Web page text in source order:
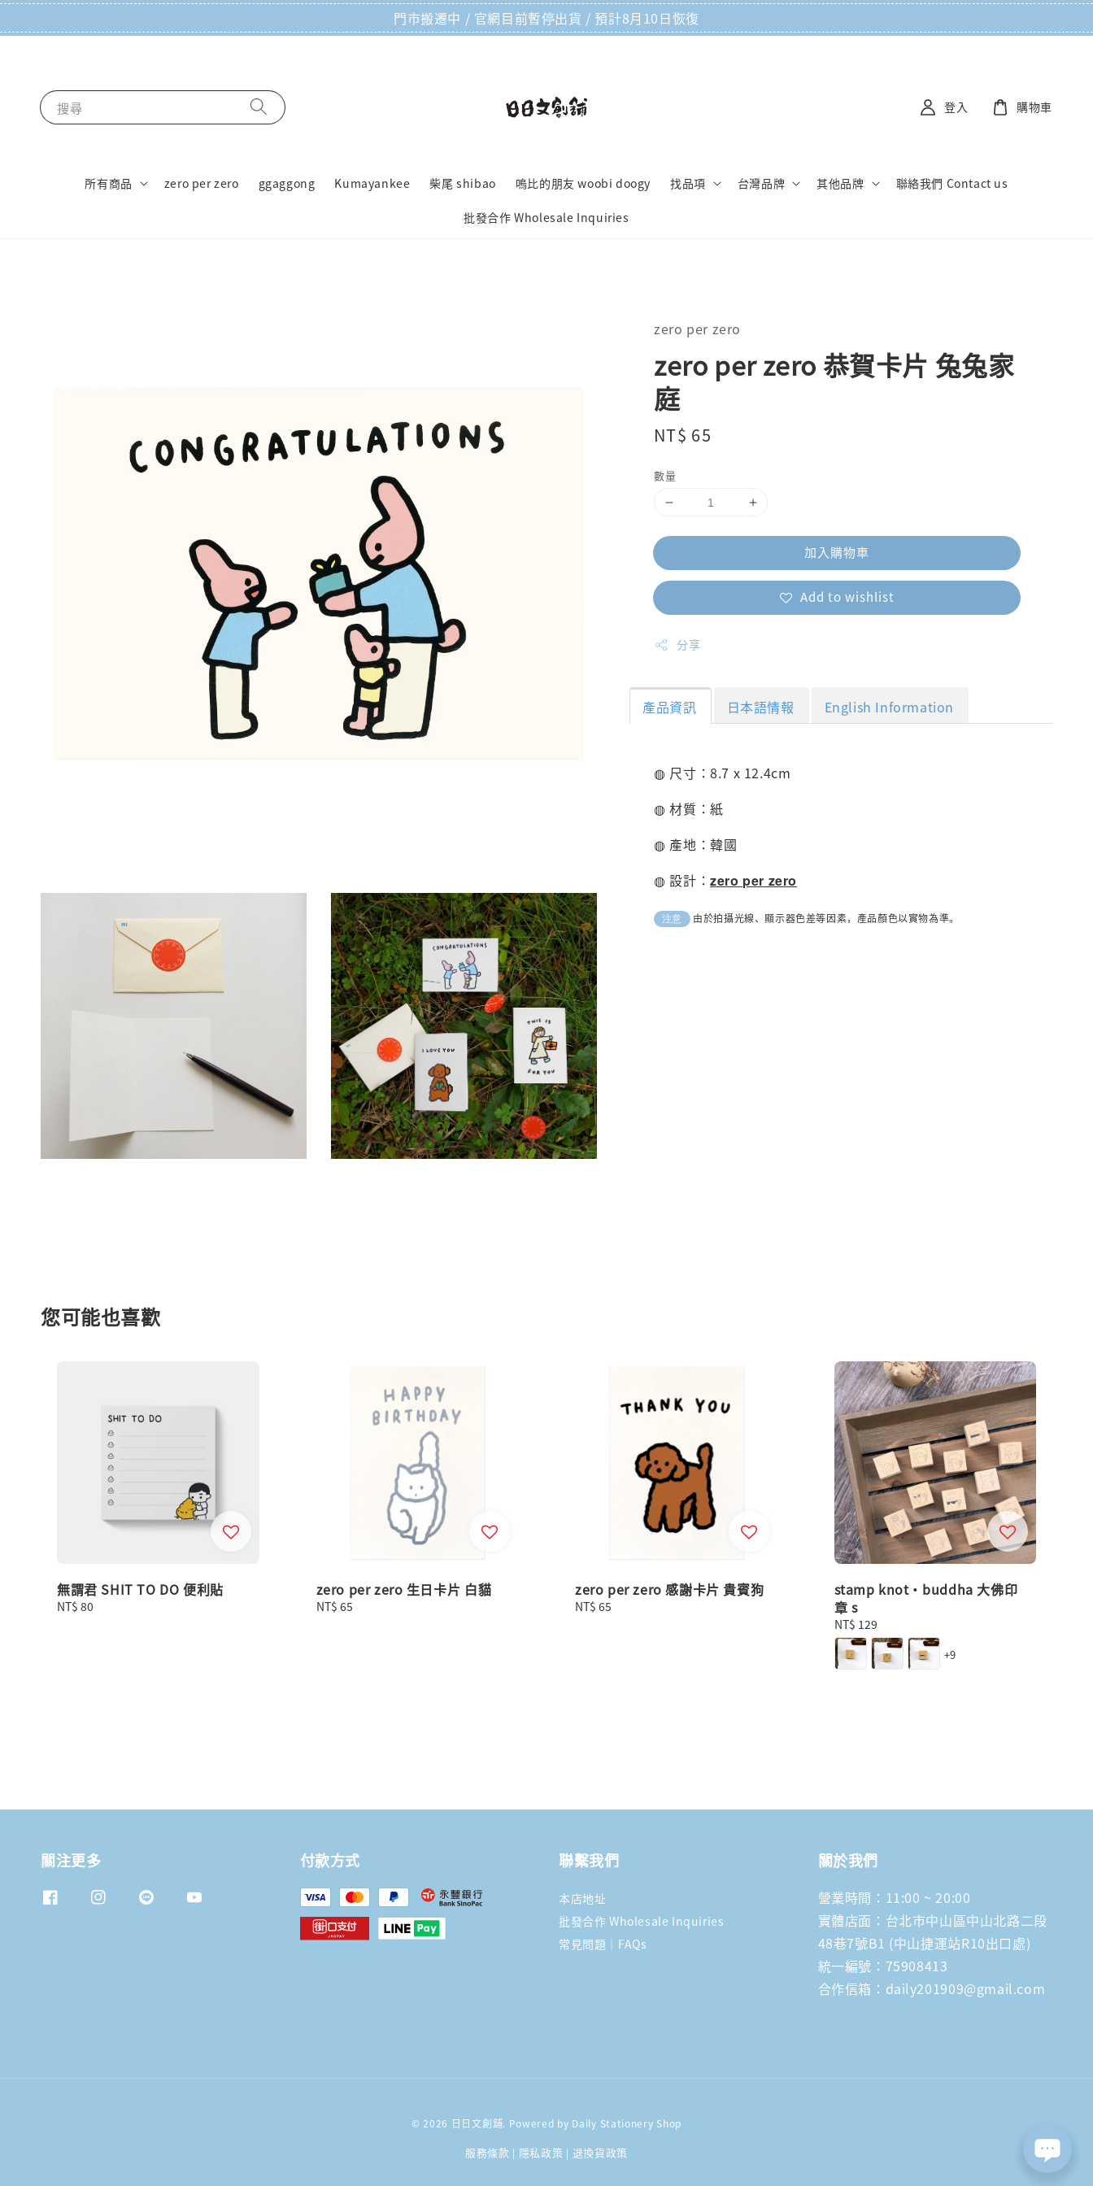
門市搬遷中 / 官網目前暫停出貨 / 預計8月10日恢復
搜尋
所有商品 zero per zero ggaggong Kumayankee 柴尾 shibao 嗚比的朋友 woobi doogy 找品項 台灣品牌 其他品牌 聯絡我們 Contact us
批發合作 Wholesale Inquiries
登入 購物車
zero per zero
zero per zero 恭賀卡片 兔兔家
庭
Regular
NT$ 65
數量
加入購物車
Add to wishlist
分享
產品資訊 日本語情報 English Information
◍ 尺寸：8.7 x 12.4cm
◍ 材質：紙
◍ 產地：韓國
◍ 設計：zero per zero
注意 由於拍攝光線、顯示器色差等因素，產品顏色以實物為準。
您可能也喜歡
無謂君 SHIT TO DO 便利貼
Regular
NT$ 80
zero per zero 生日卡片 白貓
Regular
NT$ 65
zero per zero 感謝卡片 貴賓狗
Regular
NT$ 65
stamp knot・buddha 大佛印
章 s
Regular
price
NT$ 129
+9
關注更多 付款方式 聯繫我們
本店地址
批發合作 Wholesale Inquiries
常見問題｜FAQs
關於我們
營業時間：11:00 ~ 20:00
實體店面：台北市中山區中山北路二段
48巷7號B1 (中山捷運站R10出口處)
統一編號：75908413
合作信箱：daily201909@gmail.com
© 2026 日日文創舖. Powered by Daily Stationery Shop
服務條款 | 隱私政策 | 退換貨政策